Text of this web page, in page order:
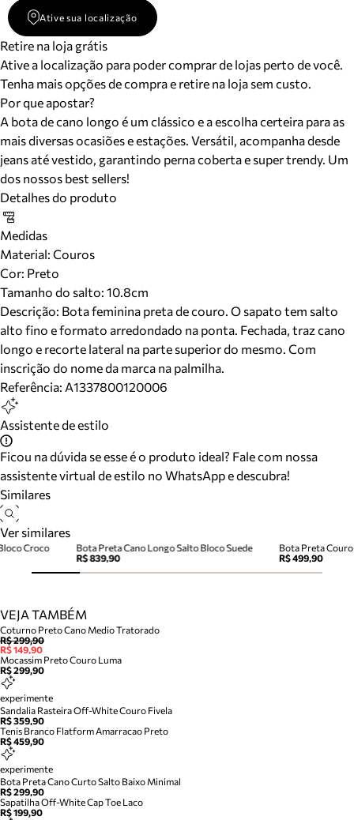
Ative sua localização
Retire na loja grátis
Ative a localização para poder comprar de lojas perto de você.
Tenha mais opções de compra e retire na loja sem custo.
Por que apostar?
A bota de cano longo é um clássico e a escolha certeira para as
mais diversas ocasiões e estações. Versátil, acompanha desde
jeans até vestido, garantindo perna coberta e super trendy. Um
dos nossos best sellers!
Detalhes do produto
Medidas
Material: Couros
Cor: Preto
Tamanho do salto: 10.8cm
Descrição: Bota feminina preta de couro. O sapato tem salto
alto fino e formato arredondado na ponta. Fechada, traz cano
longo e recorte lateral na parte superior do mesmo. Com
inscrição do nome da marca na palmilha.
Referência: A1337800120006
Assistente de estilo
Ficou na dúvida se esse é o produto ideal? Fale com nossa
assistente virtual de estilo no WhatsApp e descubra!
Similares
Ver similares
Bota Preta Cano Longo Salto Bloco Suede
R$ 839,90
Bota Preta
R$ 499,90
Croco
VEJA TAMBÉM
Coturno Preto Cano Medio Tratorado
R$ 299,90
R$ 149,90
Mocassim Preto Couro Luma
R$ 299,90
experimente
Sandalia Rasteira Off-White Couro Fivela
R$ 359,90
Tenis Branco Flatform Amarracao Preto
R$ 459,90
experimente
Bota Preta Cano Curto Salto Baixo Minimal
R$ 299,90
Sapatilha Off-White Cap Toe Laco
R$ 199,90